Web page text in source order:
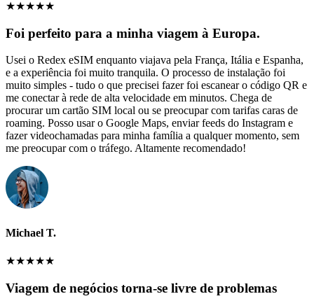
★★★★★
Foi perfeito para a minha viagem à Europa.
Usei o Redex eSIM enquanto viajava pela França, Itália e Espanha,
e a experiência foi muito tranquila. O processo de instalação foi
muito simples - tudo o que precisei fazer foi escanear o código QR e
me conectar à rede de alta velocidade em minutos. Chega de
procurar um cartão SIM local ou se preocupar com tarifas caras de
roaming. Posso usar o Google Maps, enviar feeds do Instagram e
fazer videochamadas para minha família a qualquer momento, sem
me preocupar com o tráfego. Altamente recomendado!
Michael T.
★★★★★
Viagem de negócios torna-se livre de problemas